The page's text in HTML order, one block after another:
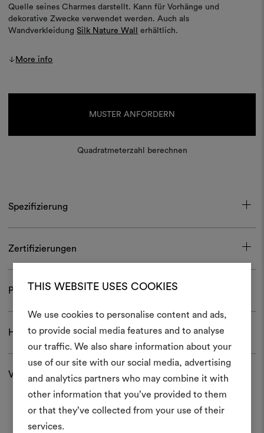
THIS WEBSITE USES COOKIES
We use cookies to personalise content and ads,
to provide social media features and to analyse
our traffic. We also share information about your
use of our site with our social media, advertising
and analytics partners who may combine it with
other information that you’ve provided to them
or that they’ve collected from your use of their
services.
Quelle seines Charmes darstellt. Kann für Vorhänge und
dekorative Zwecke verwendet werden. Auch als
WandverkleidungSilk Nature Wall erhältlich.
More info
MUSTER ANFORDERN
Quadratmeterzahl berechnen
Spezifizierung
Zertifizierungen
Pflege und Gebrauch
Herunterladen
Versand und Rücksendungen
Ein
erstellen
Ein interaktives Tool, mit
Ideen zum Leben
anderen teilen können,